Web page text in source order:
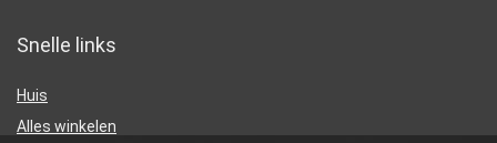
Snelle links
Huis
Alles winkelen